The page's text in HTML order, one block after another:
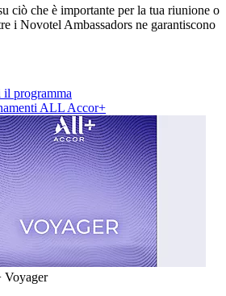
ciò che è importante per la tua riunione o
i Novotel Ambassadors ne garantiscono
il programma
ALL Accor+